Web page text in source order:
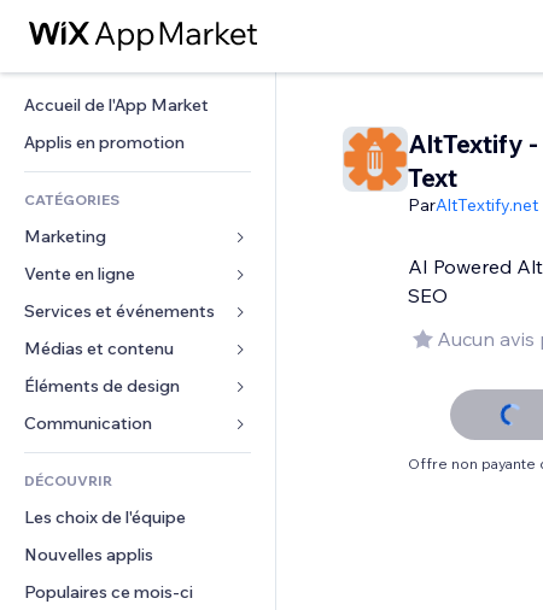
Accueil de l'App Market
Applis en promotion
CATÉGORIES
Marketing
Publicités
Mobile
Données analytiques
Réseaux sociaux
Classement de sites
E-mail
Vente en ligne
Applis pour les boutiques
Expédition et livraison
Boutons Vente
Comptabilité
Coupons et fidélisation
Solutions d'entreposage
Services et événements
Hôtels
Événements
Restaurants
Immobilier
Réservations
Médias et contenu
Galerie
Musique
Podcasts
Photographie
Vidéo
PDF
Partage de fichiers
Éléments de design
Cartes et navigation
Confidentialité
Horloge
Modèles de pages
Effets sur images
Boutons et menus
Formulaires
Sondages
Chat
Commentaires
DÉCOUVRIR
Les choix de l'équipe
Nouvelles applis
Populaires ce mois‑ci
AltTextify
Text
ParAltTextify.net
AI Powered
SEO
Aucun
Offre non payante